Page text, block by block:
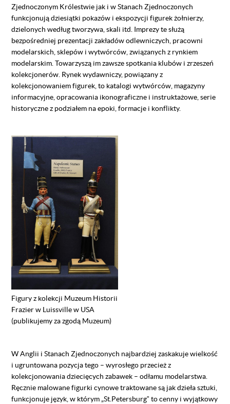
Zjednoczonym Królestwie jak i w Stanach Zjednoczonych
funkcjonują dziesiątki pokazów i ekspozycji figurek żołnierzy,
dzielonych według tworzywa, skali itd. Imprezy te służą
bezpośredniej prezentacji zakładów odlewniczych, pracowni
modelarskich, sklepów i wytwórców, związanych z rynkiem
modelarskim. Towarzyszą im zawsze spotkania klubów i zrzeszeń
kolekcjonerów. Rynek wydawniczy, powiązany z
kolekcjonowaniem figurek, to katalogi wytwórców, magazyny
informacyjne, opracowania ikonograficzne i instruktażowe, serie
historyczne z podziałem na epoki, formacje i konflikty.
Figury z kolekcji Muzeum Historii
Frazier w Luissville w USA
(publikujemy za zgodą Muzeum)
W Anglii i Stanach Zjednoczonych najbardziej zaskakuje wielkość
i ugruntowana pozycja tego – wyrosłego przecież z
kolekcjonowania dziecięcych zabawek – odłamu modelarstwa.
Ręcznie malowane figurki cynowe traktowane są jak dzieła sztuki,
funkcjonuje język, w którym „St.Petersburgˮ to cenny i wyjątkowy